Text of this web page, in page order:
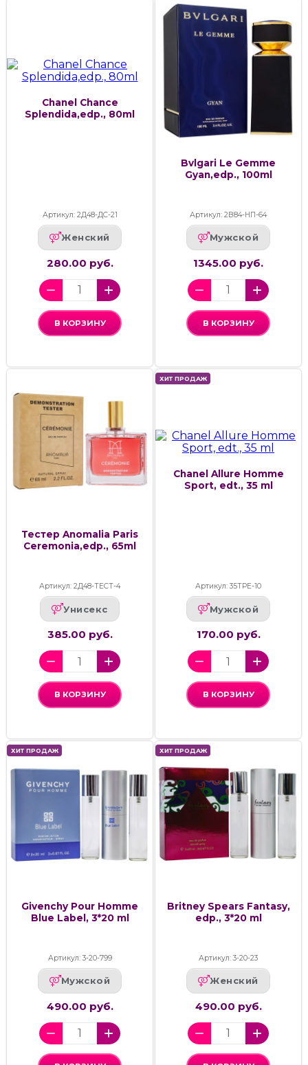
Chanel Chance
Splendida,edp., 80ml
Артикул: 2Д48-ДС-21
Женский
280.00 руб.
В КОРЗИНУ
Bvlgari Le Gemme
Gyan,edp., 100ml
Артикул: 2В84-НП-64
Мужской
1345.00 руб.
В КОРЗИНУ
Тестер Anomalia Paris
Ceremonia,edp., 65ml
Артикул: 2Д48-ТЕСТ-4
Унисекс
385.00 руб.
В КОРЗИНУ
ХИТ ПРОДАЖ
Chanel Allure Homme
Sport, edt., 35 ml
Артикул: 35ТРЕ-10
Мужской
170.00 руб.
В КОРЗИНУ
ХИТ ПРОДАЖ
Givenchy Pour Homme
Blue Label, 3*20 ml
Артикул: 3-20-799
Мужской
490.00 руб.
ХИТ ПРОДАЖ
Britney Spears Fantasy,
edp., 3*20 ml
Артикул: 3-20-23
Женский
490.00 руб.